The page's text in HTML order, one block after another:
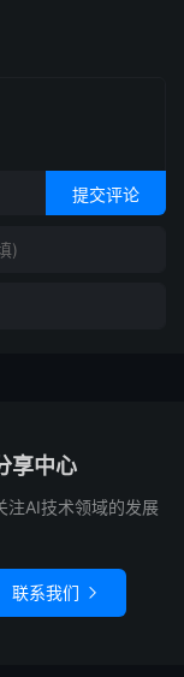
提交评论
享中心
注AI技术领域的发展
联系我们 